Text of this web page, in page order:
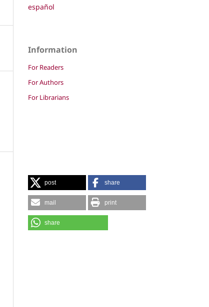
español
Information
For Readers
For Authors
For Librarians
post share
mail print
share